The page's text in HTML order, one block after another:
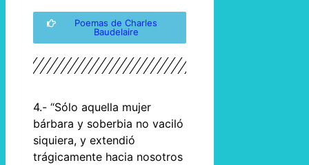
Poemas de Charles
Baudelaire
4.- “Sólo aquella mujer
bárbara y soberbia no vaciló
siquiera, y extendió
trágicamente hacia nosotros